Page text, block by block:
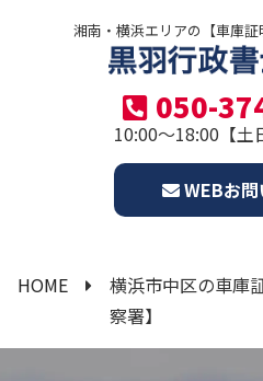
湘南・横浜エリアの【車庫
050-
10:00～18:00【土
WEBお
HOME
横浜市中区の車庫
察署】